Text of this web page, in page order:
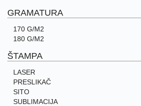
GRAMATURA
170 G/M2
180 G/M2
ŠTAMPA
LASER
PRESLIKAČ
SITO
SUBLIMACIJA